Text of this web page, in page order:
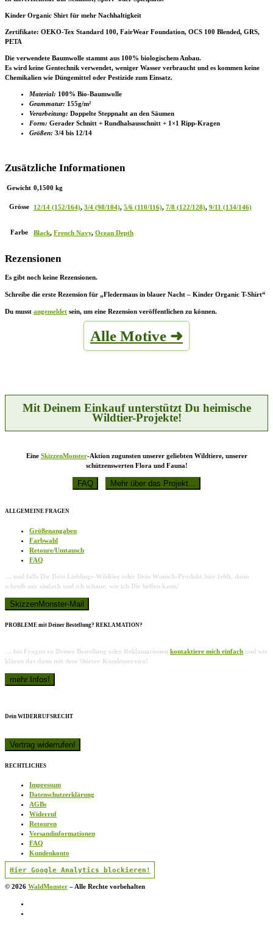
Kinder Organic Shirt für mehr Nachhaltigkeit
Zertifikate: OEKO-Tex Standard 100, FairWear Foundation, OCS 100 Blended, GRS,
PETA
Die verwendete Baumwolle stammt aus 100% biologischem Anbau.
Es wird keine Gentechnik verwendet, weniger Wasser verbraucht und es kommen keine
Chemikalien wie Düngemittel oder Pestizide zum Einsatz.
Material: 100% Bio-Baumwolle
Grammatur: 155g/m²
Verarbeitung: Doppelte Steppnaht an den Säumen
Form: Gerader Schnitt + Rundhalsausschnitt + 1×1 Ripp-Kragen
Größen: 3/4 bis 12/14
Zusätzliche Informationen
Gewicht 0,1500 kg
Grösse 12/14 (152/164), 3/4 (98/104), 5/6 (110/116), 7/8 (122/128), 9/11 (134/146)
Farbe Black, French Navy, Ocean Depth
Rezensionen
Es gibt noch keine Rezensionen.
Schreibe die erste Rezension für „Fledermaus in blauer Nacht – Kinder Organic T-Shirt“
Du musst angemeldet sein, um eine Rezension veröffentlichen zu können.
Alle Motive ➜
Mit Deinem Einkauf unterstützt Du heimische
Wildtier-Projekte!
Eine SkizzenMonster-Aktion zugunsten unserer geliebten Wildtiere, unserer
schützenswerten Flora und Fauna!
ALLGEMEINE FRAGEN
Größenangaben
Farbwahl
Retoure/Umtausch
FAQ
… und falls Dir Dein Lieblings-Wildtier oder Dein Wunsch-Produkt hier fehlt, dann
schreib mir einfach und ich schaue, wie ich Dir helfen kann!
PROBLEME mit Deiner Bestellung? REKLAMATION?
… bei Fragen zu Deiner Bestellung oder Reklamationen kontaktiere mich einfach und wir
klären das dann mit dem Shirtee-Kundenservice!
Dein WIDERRUFSRECHT
RECHTLICHES
Impressum
Datenschutzerklärung
AGBs
Widerruf
Retouren
Versandinformationen
FAQ
Kundenkonto
Hier Google Analytics blockieren!
© 2026 WaldMonster –Alle Rechte vorbehalten